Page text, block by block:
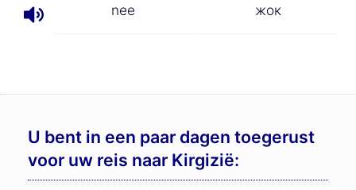
nee жок
U bent in een paar dagen toegerust
voor uw reis naar Kirgizië: